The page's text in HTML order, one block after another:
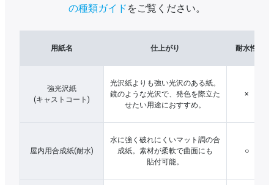
の種類ガイド をご覧ください。
用紙名 仕上がり 耐水性
強光沢紙
(キャストコート)
光沢紙よりも強い光沢のある紙。
鏡のような光沢で、発色を際立た
せたい用途におすすめ。
×
屋内用合成紙(耐水)
水に強く破れにくいマット調の合
成紙。素材が柔軟で曲面にも
貼付可能。
○